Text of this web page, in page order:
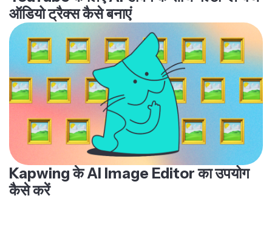
ऑडियो ट्रैक्स कैसे बनाएं
Kapwing के AI Image Editor का उपयोग
कैसे करें